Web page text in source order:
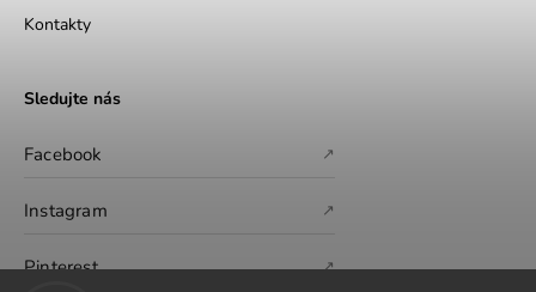
Kontakty
Sledujte nás
Facebook ↗
Instagram ↗
Pinterest ↗